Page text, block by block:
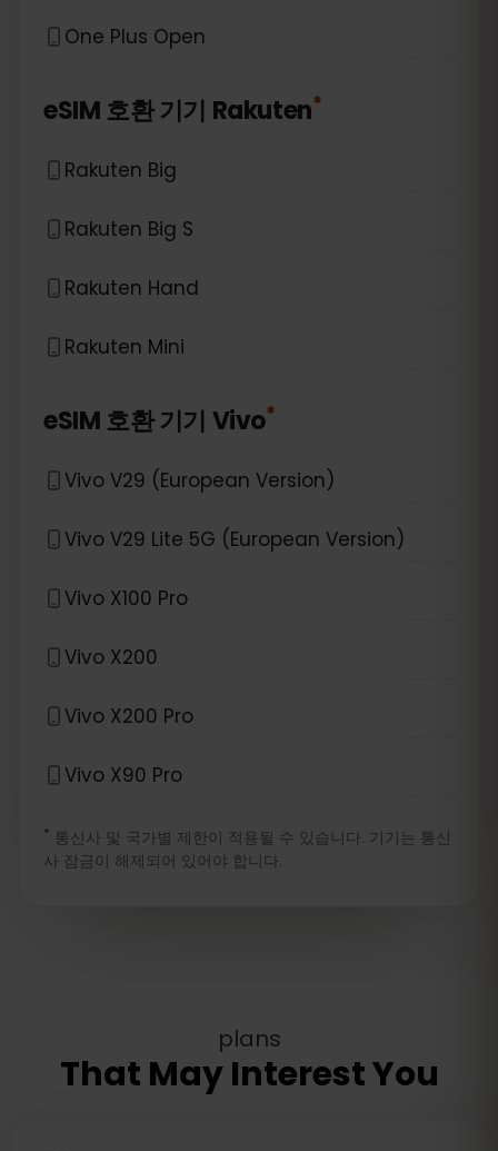
One Plus Open
eSIM 호환 기기 Rakuten*
Rakuten Big
Rakuten Big S
Rakuten Hand
Rakuten Mini
eSIM 호환 기기 Vivo*
Vivo V29 (European Version)
Vivo V29 Lite 5G (European Version)
Vivo X100 Pro
Vivo X200
Vivo X200 Pro
Vivo X90 Pro
* 통신사 및 국가별 제한이 적용될 수 있습니다. 기기는 통신
사 잠금이 해제되어 있어야 합니다.
plans
That May Interest You